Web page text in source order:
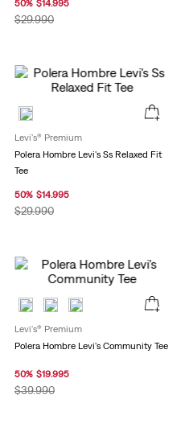
50% $14.995
$29.990
Levi's® Premium
Polera Hombre Levi's Ss Relaxed Fit
Tee
50% $14.995
$29.990
Levi's® Premium
Polera Hombre Levi's Community Tee
50% $19.995
$39.990